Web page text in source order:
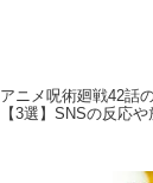
アニメ呪術廻戦42話
【3選】SNSの反応